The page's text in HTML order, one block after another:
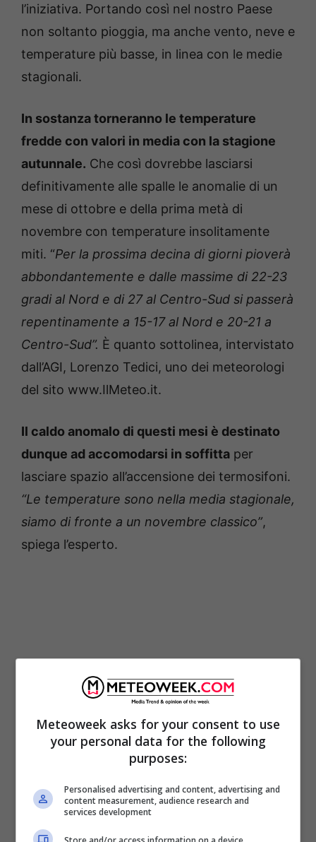
l’iniziativa. Portando così nel nostro Paese
non soltanto pioggia, ma anche vento, neve e
temperature più basse, in linea con le medie
stagionali.
In sostanza torneranno le temperature
fredde con valori in media con la stagione
autunnale. Che così dovrebbe lasciarsi
definitivamente alle spalle le anomalie di un
mese di ottobre e della prima metà di
novembre con temperature insolitamente
miti. “Per la prossima decina di giorni pioverà
abbondantemente e dalle massime di 22-23
gradi al Nord e di 27 al Centro-Sud si passerà
repentinamente a 15-17 al Nord e 20-21 a
Centro-Sud”. È quanto sottolinea, intervistato
dall’AGI, Lorenzo Tedici, uno dei meteorologi
del sito www.IlMeteo.it.
Il caldo anomalo di questi mesi è destinato
dunque ad accomodarsi in soffitta per
lasciare spazio all’accensione dei termosifoni.
“Le temperature sono nella media stagionale,
siamo di fronte a un novembre classico”,
spiega l’esperto.
prossimi giorni
Meteoweek asks for your consent to use
your personal data for the following
purposes:
Personalised advertising and content, advertising and
content measurement, audience research and
services development